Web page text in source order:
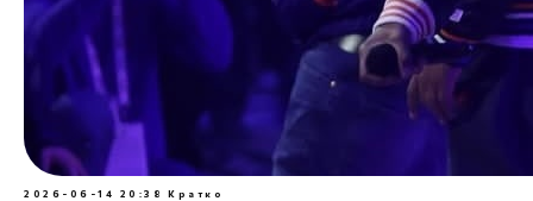
2026-06-14 20:38 Кратко